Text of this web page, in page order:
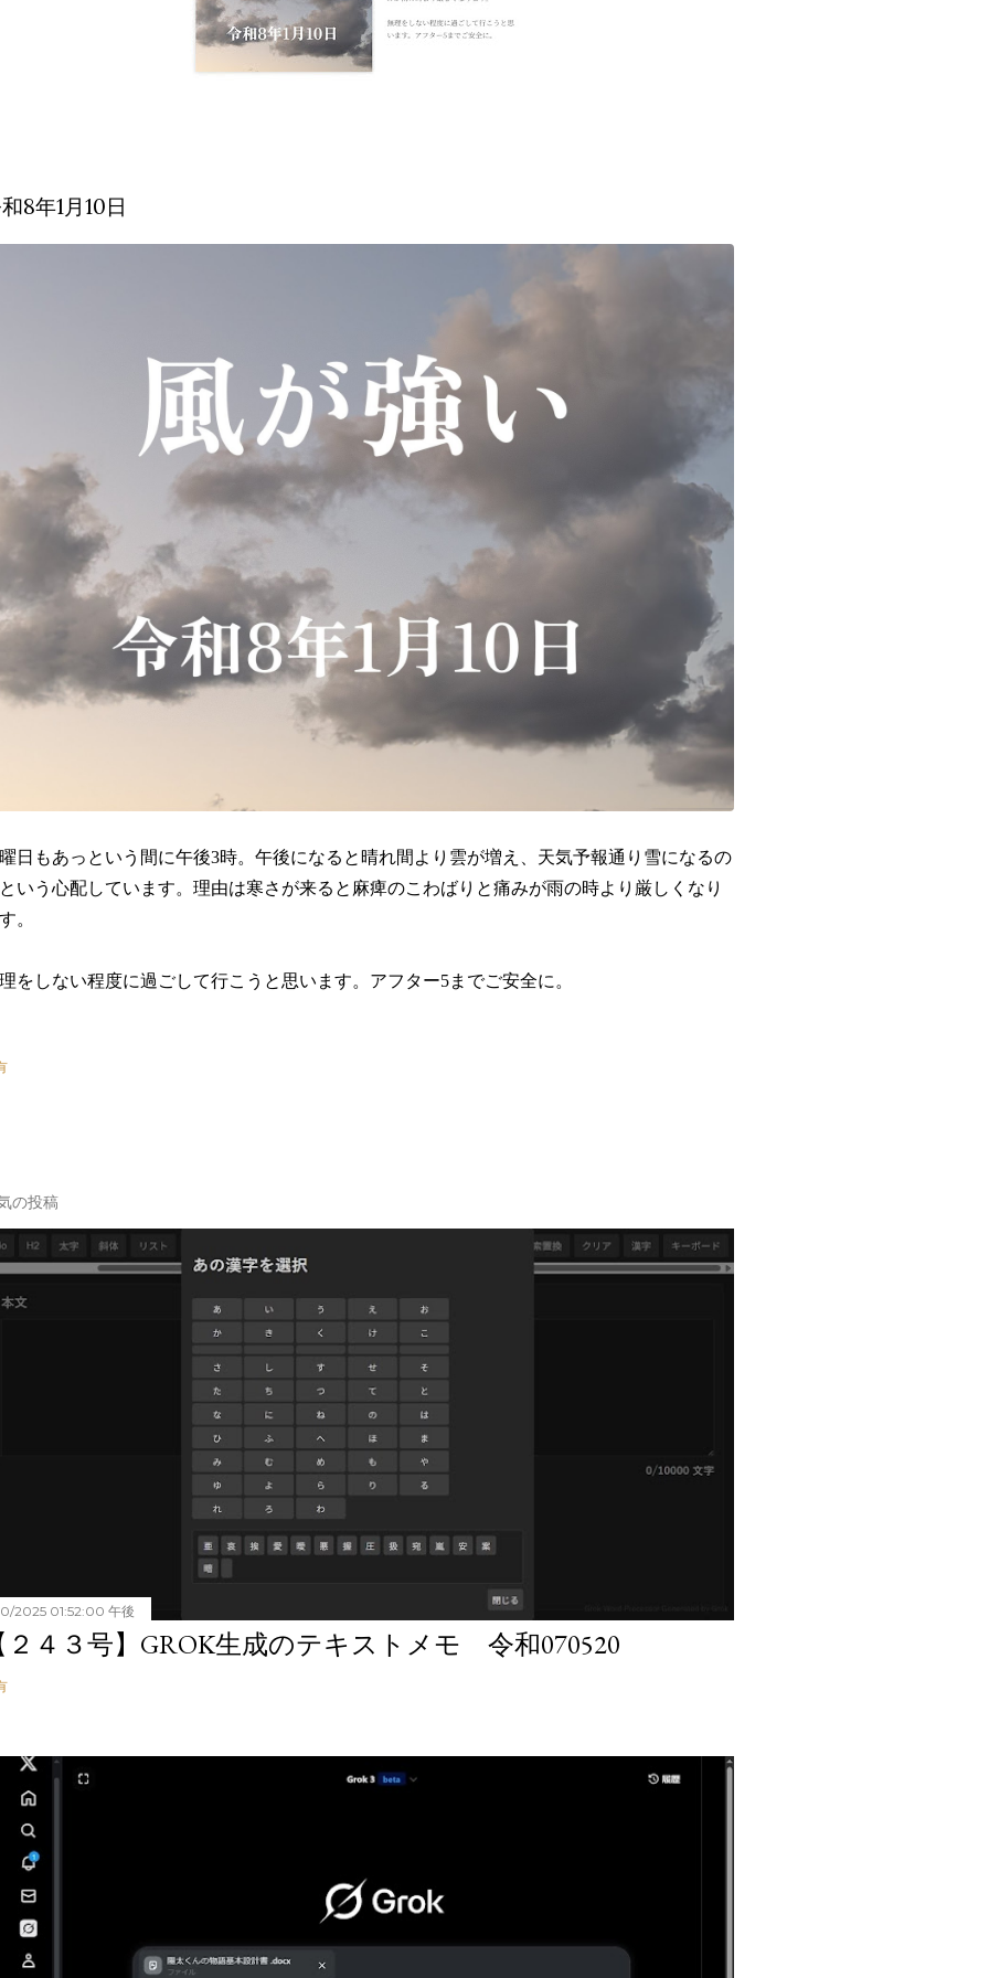
8年1月10日
日もあっという間に午後3時。午後になると晴れ間より雲が増え、天気予報通り雪になるの
いう心配しています。理由は寒さが来ると麻痺のこわばりと痛みが雨の時より厳しくなり
。
をしない程度に過ごして行こうと思います。アフター5までご安全に。
の投稿
2025 01:52:00 午後
２４３号】GROK生成のテキストメモ 令和070520